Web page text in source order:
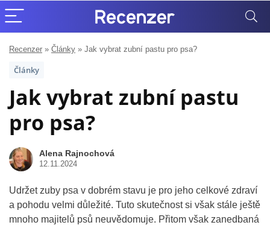
Recenzer » Články » Jak vybrat zubní pastu pro psa?
Články
Jak vybrat zubní pastu
pro psa?
Alena Rajnochová
12.11.2024
Udržet zuby psa v dobrém stavu je pro jeho celkové zdraví
a pohodu velmi důležité. Tuto skutečnost si však stále ještě
mnoho majitelů psů neuvědomuje. Přitom však zanedbaná